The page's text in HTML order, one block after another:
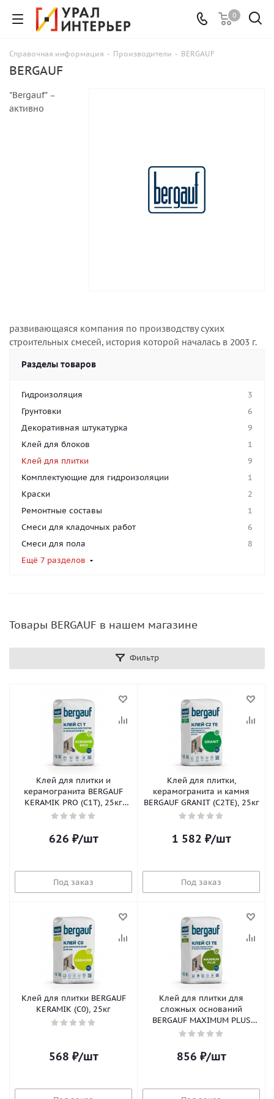
0
Справочная информация - Производители - BERGAUF
BERGAUF
"Bergauf" –
активно
развивающаяся компания по производству сухих
строительных смесей, история которой началась в 2003 г.
Разделы товаров
Гидроизоляция
3
Грунтовки
6
Декоративная штукатурка
9
Клей для блоков
1
Клей для плитки
9
Комплектующие для гидроизоляции
1
Краски
2
Ремонтные составы
1
Смеси для кладочных работ
6
Смеси для пола
8
Ещё 7 разделов
Товары BERGAUF в нашем магазине
Фильтр
Клей для плитки и
керамогранита BERGAUF
KERAMIK PRO (С1Т), 25кг
(56шт/пал)
626 ₽/шт
Под заказ
Клей для плитки,
керамогранита и камня
BERGAUF GRANIT (С2ТЕ), 25кг
1 582 ₽/шт
Под заказ
Клей для плитки BERGAUF
KERAMIK (С0), 25кг
568 ₽/шт
Клей для плитки для
сложных оснований
BERGAUF MAXIMUM PLUS
(С1ТЕ), 25кг
856 ₽/шт